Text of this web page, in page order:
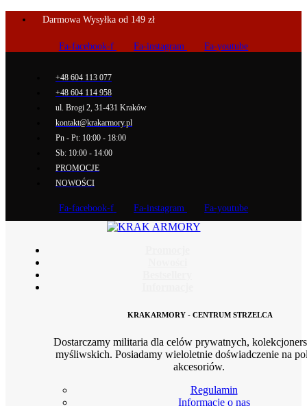
Darmowa Wysyłka od 149 zł
Fa-facebook-f Fa-instagram Fa-youtube
+48 604 113 077
+48 604 114 958
ul. Brogi 2, 31-431 Kraków
kontakt@krakarmory.pl
Pn - Pt: 10:00 - 18:00
Sb: 10:00 - 14:00
PROMOCJE
NOWOŚCI
Fa-facebook-f Fa-instagram Fa-youtube
KRAKARMORY - CENTRUM STRZELCA
Dostarczamy militaria dla celów prywatnych,
myśliwskich. Posiadamy wieloletnie doświadczenie na
akcesoriów.
Regulamin
Informacje o nas